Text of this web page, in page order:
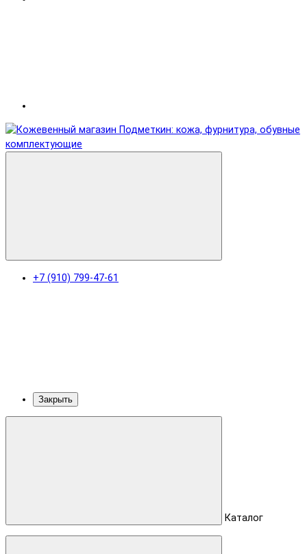
+7 (910) 799-47-61
Закрыть
Каталог